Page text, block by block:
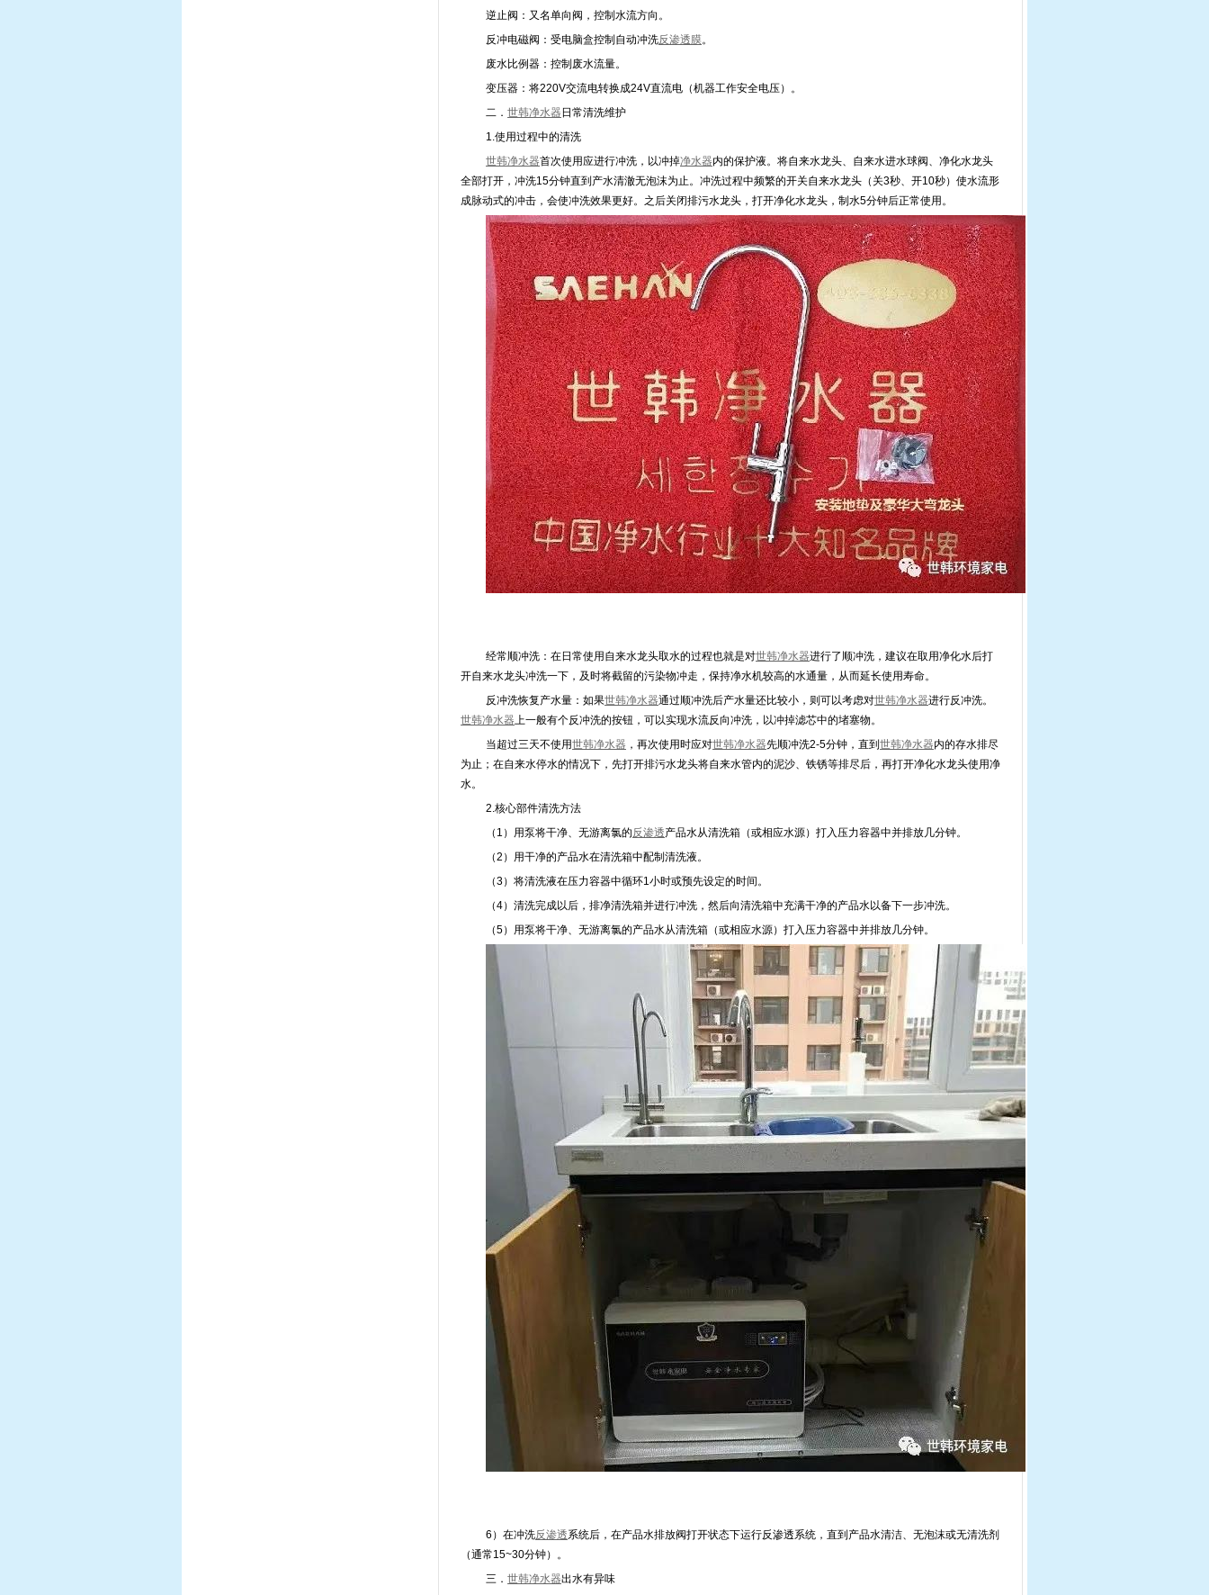
逆止阀：又名单向阀，控制水流方向。
反冲电磁阀：受电脑盒控制自动冲洗反渗透膜。
废水比例器：控制废水流量。
变压器：将220V交流电转换成24V直流电（机器工作安全电压）。
二． 世韩净水器 日常清洗维护
1.使用过程中的清洗
世韩净水器首次使用应进行冲洗，以冲掉净水器内的保护液。将自来水龙头、自来水进水球阀、净化水龙头
全部打开，冲洗15分钟直到产水清澈无泡沫为止。冲洗过程中频繁的开关自来水龙头（关3秒、开10秒）使水流形
成脉动式的冲击，会使冲洗效果更好。之后关闭排污水龙头，打开净化水龙头，制水5分钟后正常使用。
经常顺冲洗：在日常使用自来水龙头取水的过程也就是对世韩净水器进行了顺冲洗，建议在取用净化水后打
开自来水龙头冲洗一下，及时将截留的污染物冲走，保持净水机较高的水通量，从而延长使用寿命。
反冲洗恢复产水量：如果世韩净水器通过顺冲洗后产水量还比较小，则可以考虑对世韩净水器进行反冲洗。
世韩净水器上一般有个反冲洗的按钮，可以实现水流反向冲洗，以冲掉滤芯中的堵塞物。
当超过三天不使用世韩净水器 ，再次使用时应对世韩净水器先顺冲洗2-5分钟，直到 世韩净水器内的存水排尽
为止；在自来水停水的情况下，先打开排污水龙头将自来水管内的泥沙、铁锈等排尽后，再打开净化水龙头使用净
水。
2.核心部件清洗方法
（1）用泵将干净、无游离氯的反渗透产品水从清洗箱（或相应水源）打入压力容器中并排放几分钟。
（2）用干净的产品水在清洗箱中配制清洗液。
（3）将清洗液在压力容器中循环1小时或预先设定的时间。
（4）清洗完成以后，排净清洗箱并进行冲洗，然后向清洗箱中充满干净的产品水以备下一步冲洗。
（5）用泵将干净、无游离氯的产品水从清洗箱（或相应水源）打入压力容器中并排放几分钟。
6）在冲洗反渗透系统后，在产品水排放阀打开状态下运行反渗透系统，直到产品水清洁、无泡沫或无清洗剂
（通常15~30分钟）。
三． 世韩净水器出水有异味